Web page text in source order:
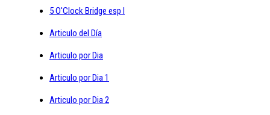
5 O'Clock Bridge esp I
Articulo del Día
Articulo por Dia
Articulo por Dia 1
Articulo por Dia 2